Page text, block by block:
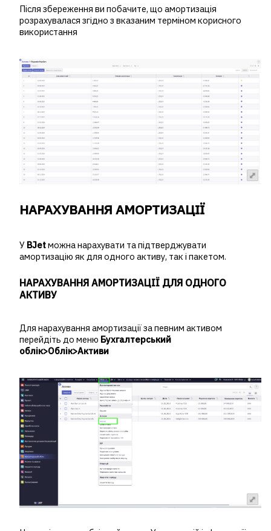
Після збереження ви побачите, що амортизація
розрахувалася згідно з вказаним терміном корисного
використання
НАРАХУВАННЯ АМОРТИЗАЦІЇ
У BJetможна нарахувати та підтверджувати
амортизацію як для одного активу, так і пакетом.
НАРАХУВАННЯ АМОРТИЗАЦІЇ ДЛЯ ОДНОГО
АКТИВУ
Для нарахування амортизації за певним активом
перейдіть до меню Бухгалтерський
облік>Облік>Активи